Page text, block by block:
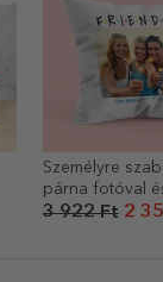
Személyre
párna fotóval
üzenettel –
3 922 Ft2